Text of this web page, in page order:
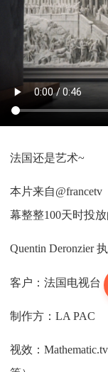
法国还是艺术~
本片来自
幕整整100天时投放
Quentin Deronzier
客户：法国电视台
制作方：LA PAC
视效：